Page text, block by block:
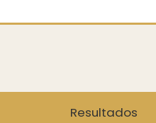
Resultados